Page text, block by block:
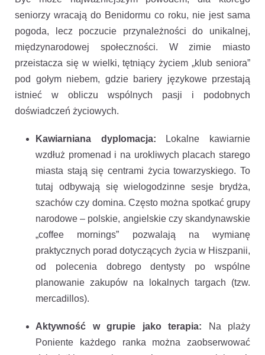
seniorzy wracają do Benidormu co roku, nie jest sama
pogoda, lecz poczucie przynależności do unikalnej,
międzynarodowej społeczności. W zimie miasto
przeistacza się w wielki, tętniący życiem „klub seniora”
pod gołym niebem, gdzie bariery językowe przestają
istnieć w obliczu wspólnych pasji i podobnych
doświadczeń życiowych.
Kawiarniana dyplomacja: Lokalne kawiarnie
wzdłuż promenad i na urokliwych placach starego
miasta stają się centrami życia towarzyskiego. To
tutaj odbywają się wielogodzinne sesje brydża,
szachów czy domina. Często można spotkać grupy
narodowe – polskie, angielskie czy skandynawskie
„coffee mornings” pozwalają na wymianę
praktycznych porad dotyczących życia w Hiszpanii,
od polecenia dobrego dentysty po wspólne
planowanie zakupów na lokalnych targach (tzw.
mercadillos).
Aktywność w grupie jako terapia: Na plaży
Poniente każdego ranka można zaobserwować